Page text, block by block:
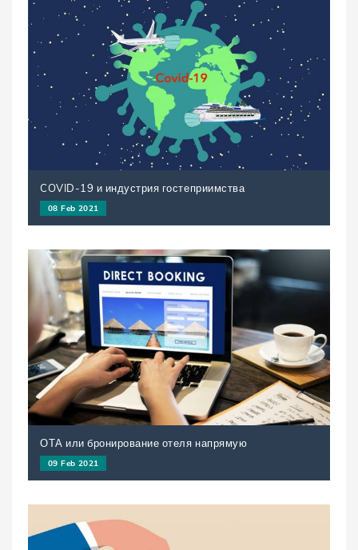
COVID-19 и индустрия гостеприимства
08 Feb 2021
ОТА или бронирование отеля напрямую
09 Feb 2021